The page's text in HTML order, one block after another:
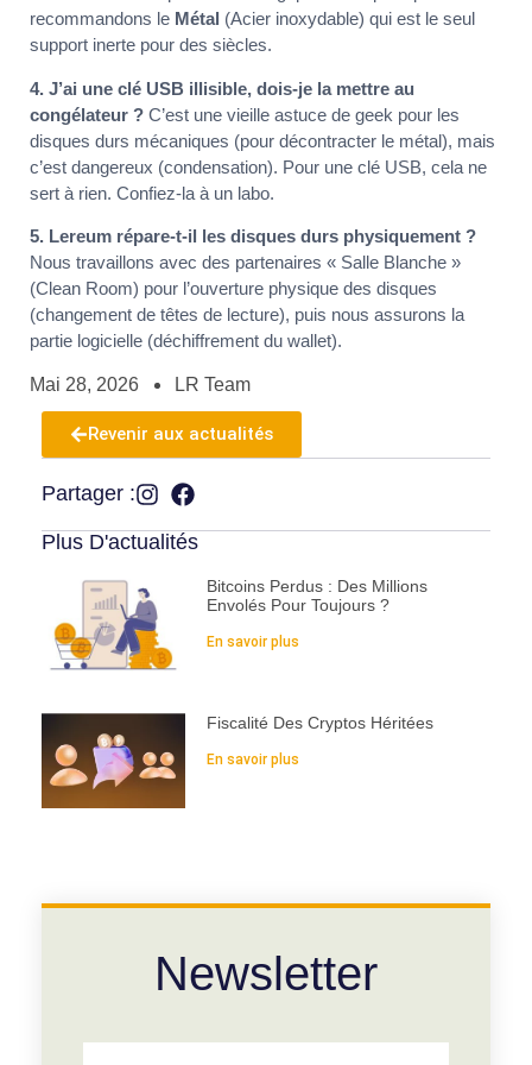
recommandons le Métal (Acier inoxydable) qui est le seul
support inerte pour des siècles.
4. J’ai une clé USB illisible, dois-je la mettre au
congélateur ? C’est une vieille astuce de geek pour les
disques durs mécaniques (pour décontracter le métal), mais
c’est dangereux (condensation). Pour une clé USB, cela ne
sert à rien. Confiez-la à un labo.
5. Lereum répare-t-il les disques durs physiquement ?
Nous travaillons avec des partenaires « Salle Blanche »
(Clean Room) pour l’ouverture physique des disques
(changement de têtes de lecture), puis nous assurons la
partie logicielle (déchiffrement du wallet).
Mai 28, 2026 LR Team
Revenir aux actualités
Partager :
Plus D'actualités
Bitcoins Perdus : Des Millions
Envolés Pour Toujours ?
En savoir plus
Fiscalité Des Cryptos Héritées
En savoir plus
Newsletter